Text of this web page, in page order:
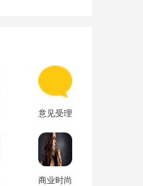
意见受理
商业时尚